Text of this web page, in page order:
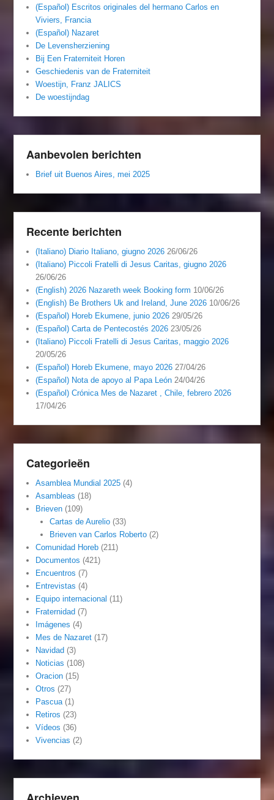
(Español) Escritos originales del hermano Carlos en
Viviers, Francia
(Español) Nazaret
De Levensherziening
Bij Een Fraterniteit Horen
Geschiedenis van de Fraterniteit
Woestijn, Franz JALICS
De woestijndag
Aanbevolen berichten
Brief uit Buenos Aires, mei 2025
Recente berichten
(Italiano) Diario Italiano, giugno 2026 26/06/26
(Italiano) Piccoli Fratelli di Jesus Caritas, giugno 2026
26/06/26
(English) 2026 Nazareth week Booking form 10/06/26
(English) Be Brothers Uk and Ireland, June 2026 10/06/26
(Español) Horeb Ekumene, junio 2026 29/05/26
(Español) Carta de Pentecostés 2026 23/05/26
(Italiano) Piccoli Fratelli di Jesus Caritas, maggio 2026
20/05/26
(Español) Horeb Ekumene, mayo 2026 27/04/26
(Español) Nota de apoyo al Papa León 24/04/26
(Español) Crónica Mes de Nazaret , Chile, febrero 2026
17/04/26
Categorieën
Asamblea Mundial 2025 (4)
Asambleas (18)
Brieven (109)
Cartas de Aurelio(33)
Brieven van Carlos Roberto(2)
Comunidad Horeb (211)
Documentos (421)
Encuentros (7)
Entrevistas (4)
Equipo internacional (11)
Fraternidad (7)
Imágenes (4)
Mes de Nazaret (17)
Navidad (3)
Noticias (108)
Oracion (15)
Otros (27)
Pascua(1)
Retiros (23)
Vídeos (36)
Vivencias (2)